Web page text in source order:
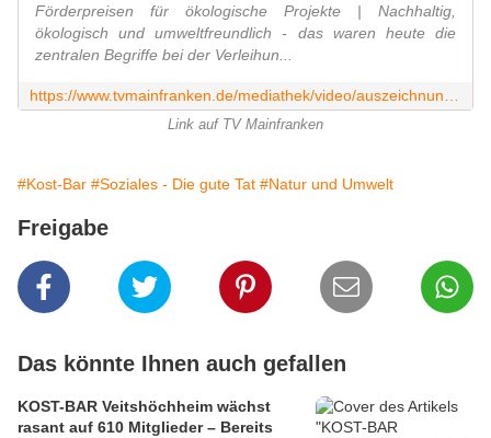
Förderpreisen für ökologische Projekte | Nachhaltig,
ökologisch und umweltfreundlich - das waren heute die
zentralen Begriffe bei der Verleihun...
Link auf TV Mainfranken
#Kost-Bar #Soziales - Die gute Tat #Natur und Umwelt
Freigabe
Das könnte Ihnen auch gefallen
KOST-BAR Veitshöchheim wächst
rasant auf 610 Mitglieder – Bereits